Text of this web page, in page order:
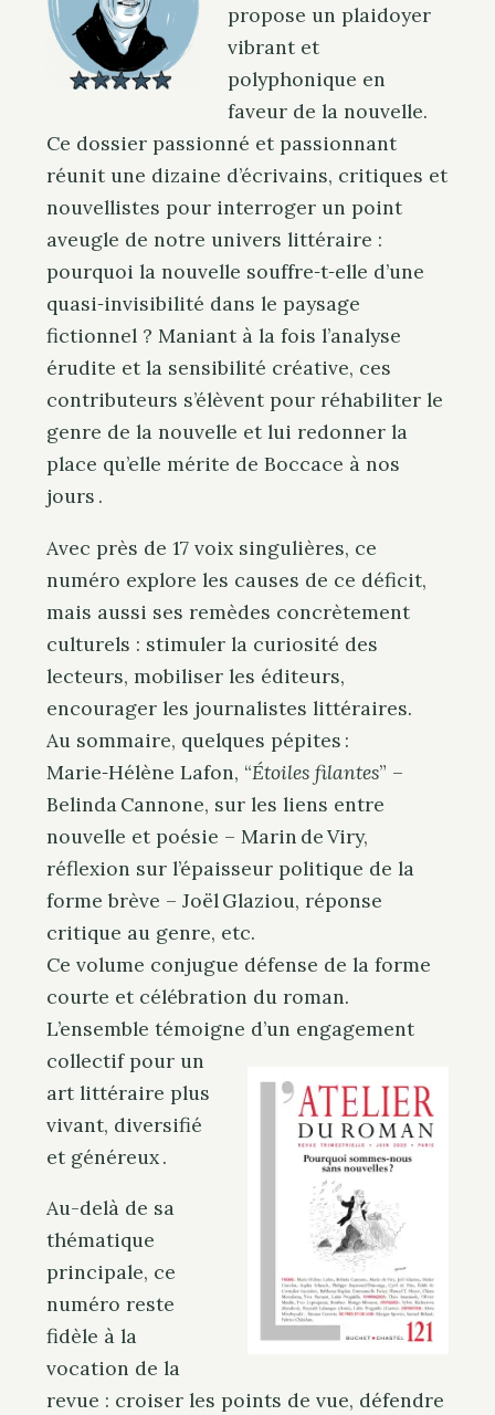
propose un plaidoyer
vibrant et
polyphonique en
faveur de la nouvelle.
Ce dossier passionné et passionnant
réunit une dizaine d’écrivains, critiques et
nouvellistes pour interroger un point
aveugle de notre univers littéraire :
pourquoi la nouvelle souffre‑t‑elle d’une
quasi‑invisibilité dans le paysage
fictionnel ? Maniant à la fois l’analyse
érudite et la sensibilité créative, ces
contributeurs s’élèvent pour réhabiliter le
genre de la nouvelle et lui redonner la
place qu’elle mérite de Boccace à nos
jours .
Avec près de 17 voix singulières, ce
numéro explore les causes de ce déficit,
mais aussi ses remèdes concrètement
culturels : stimuler la curiosité des
lecteurs, mobiliser les éditeurs,
encourager les journalistes littéraires.
Au sommaire, quelques pépites :
Marie‑Hélène Lafon, “Étoiles filantes” –
Belinda Cannone, sur les liens entre
nouvelle et poésie – Marin de Viry,
réflexion sur l’épaisseur politique de la
forme brève – Joël Glaziou, réponse
critique au genre, etc.
Ce volume conjugue défense de la forme
courte et célébration du roman.
L’ensemble témoigne d’un engagement
collectif pour un
art littéraire plus
vivant, diversifié
et généreux .
Au-delà de sa
thématique
principale, ce
numéro reste
fidèle à la
vocation de la
revue : croiser les points de vue, défendre